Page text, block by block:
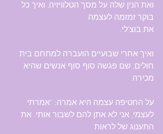
ואת הנין שלה על מסך הטלוויזיה, ואיך כל
בוקר זמזמה לעצמה
את בוצ'לי.
ואיך אחרי שבועיים הועברה למתחם בית
חולים, שם פגשה סוף סוף אנשים שהיא
מכירה.
על החטיפה עצמה היא אמרה: "אמרתי
לעצמי, אני לא אתן להם לשבור אותי. את
התענוג של לראות